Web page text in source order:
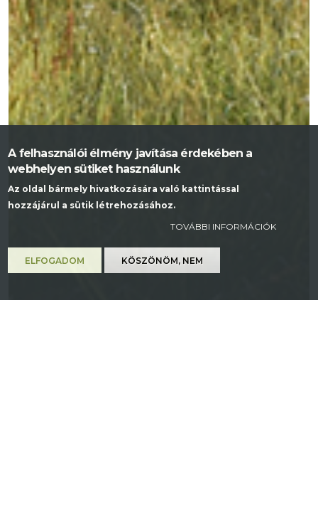
A felhasználói élmény javítása érdekében a
webhelyen sütiket használunk
Az oldal bármely hivatkozására való kattintással
hozzájárul a sütik létrehozásához.
TOVÁBBI INFORMÁCIÓK
ELFOGADOM KÖSZÖNÖM, NEM